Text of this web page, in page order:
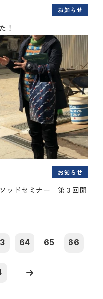
お知らせ
！
お知らせ
ッドセミナー」第３回開
64 65 66